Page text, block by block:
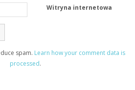
Witryna internetowa
spam. Learn how your comment data is
processed.